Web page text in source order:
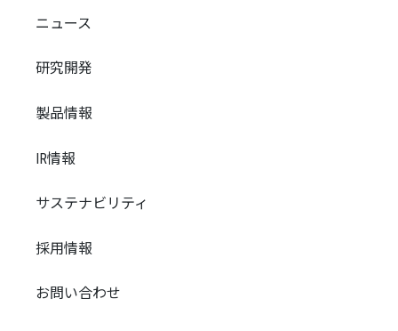
ニュース
研究開発
製品情報
IR情報
サステナビリティ
採用情報
お問い合わせ